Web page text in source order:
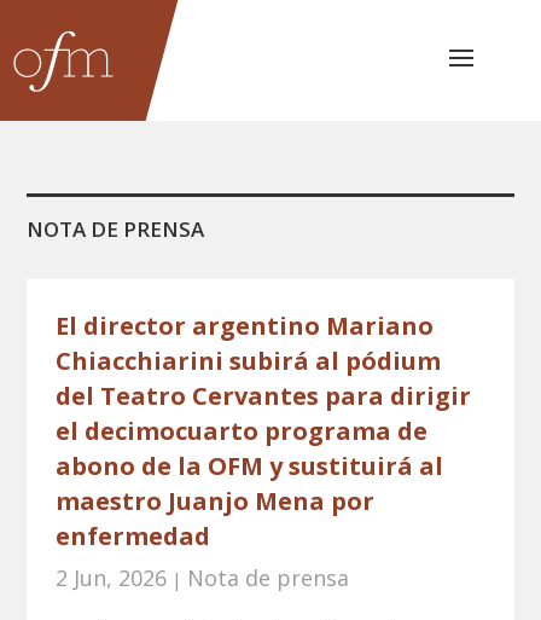
NOTA DE PRENSA
El director argentino Mariano
Chiacchiarini subirá al pódium
del Teatro Cervantes para dirigir
el decimocuarto programa de
abono de la OFM y sustituirá al
maestro Juanjo Mena por
enfermedad
2 Jun, 2026 | Nota de prensa